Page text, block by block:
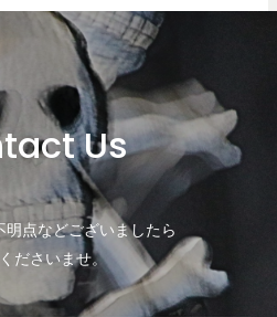
Us
点などございましたら
ださいませ。